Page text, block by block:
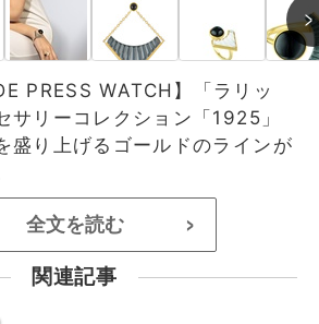
PRESS WATCH】「ラリッ
サリーコレクション「1925」
盛り上げるゴールドのラインが
全文を読む >
関連記事